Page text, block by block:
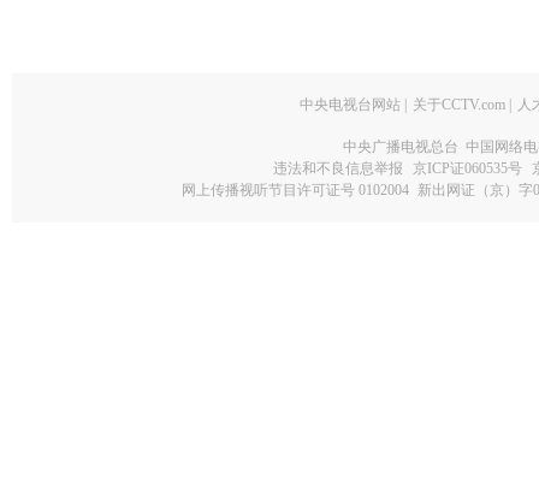
中央电视台网站 关于CCTV.com 人
中央广播电视总台 中国网络
违法和不良信息举报
京ICP证060535号
网上传播视听节目许可证号 0102004 新出网证（京）